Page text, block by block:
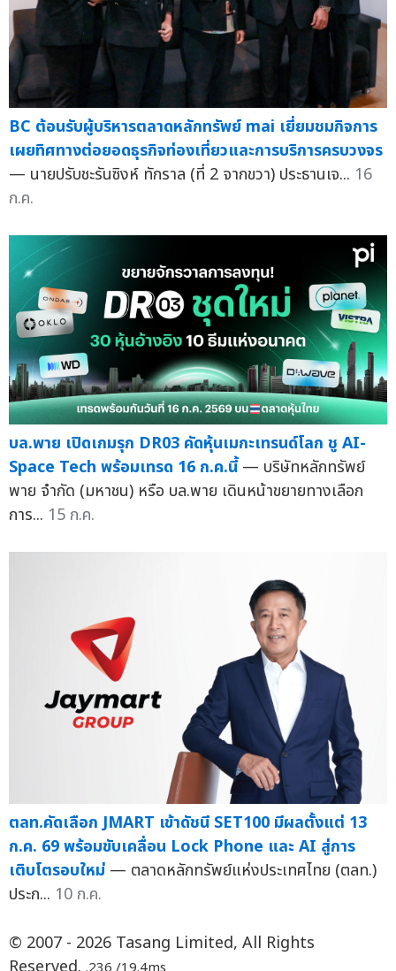
BC ต้อนรับผู้บริหารตลาดหลักทรัพย์ mai เยี่ยมชมกิจการ
เผยทิศทางต่อยอดธุรกิจท่องเที่ยวและการบริการครบวงจร
— นายปรับชะรันซิงห์ ทักราล (ที่ 2 จากขวา) ประธานเจ... 16
ก.ค.
บล.พาย เปิดเกมรุก DR03 คัดหุ้นเมกะเทรนด์โลก ชู AI-
Space Tech พร้อมเทรด 16 ก.ค.นี้ — บริษัทหลักทรัพย์
พาย จำกัด (มหาชน) หรือ บล.พาย เดินหน้าขยายทางเลือก
การ... 15 ก.ค.
ตลท.คัดเลือก JMART เข้าดัชนี SET100 มีผลตั้งแต่ 13
ก.ค. 69 พร้อมขับเคลื่อน Lock Phone และ AI สู่การ
เติบโตรอบใหม่ — ตลาดหลักทรัพย์แห่งประเทศไทย (ตลท.)
ประก... 10 ก.ค.
© 2007 - 2026 Tasang Limited, All Rights